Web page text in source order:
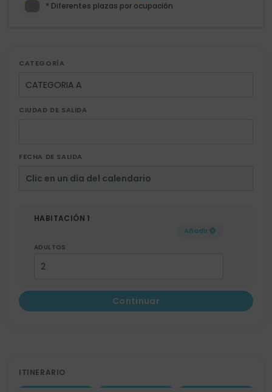
* Diferentes plazas por ocupación
CATEGORÍA
CIUDAD DE SALIDA
FECHA DE SALIDA
HABITACIÓN 1
Añadir
ADULTOS
Continuar
ITINERARIO